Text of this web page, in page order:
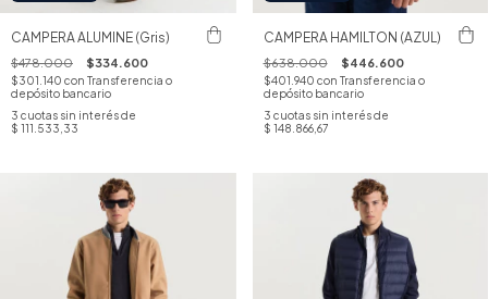
CAMPERA ALUMINE (Gris)
$478.000 $334.600
$301.140 con Transferencia o
depósito bancario
3 cuotas sin interés de
$ 111.533,33
CAMPERA HAMILTON (AZUL)
$638.000 $446.600
$401.940 con Transferencia o
depósito bancario
3 cuotas sin interés de
$ 148.866,67